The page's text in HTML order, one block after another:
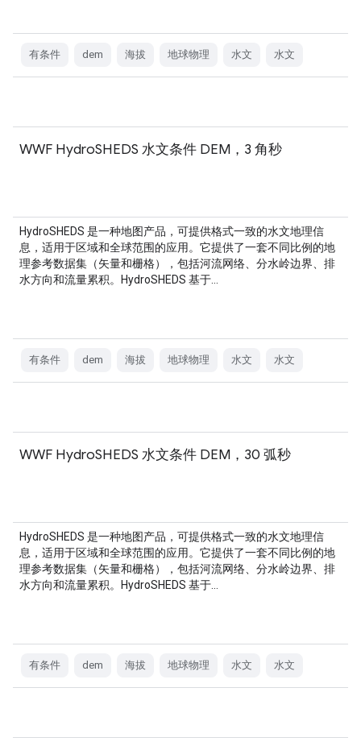
有条件 dem 海拔 地球物理 水文 水文
WWF HydroSHEDS 水文条件 DEM，3 角秒
HydroSHEDS 是一种地图产品，可提供格式一致的水文地理信
息，适用于区域和全球范围的应用。它提供了一套不同比例的地
理参考数据集（矢量和栅格），包括河流网络、分水岭边界、排
水方向和流量累积。HydroSHEDS 基于…
有条件 dem 海拔 地球物理 水文 水文
WWF HydroSHEDS 水文条件 DEM，30 弧秒
HydroSHEDS 是一种地图产品，可提供格式一致的水文地理信
息，适用于区域和全球范围的应用。它提供了一套不同比例的地
理参考数据集（矢量和栅格），包括河流网络、分水岭边界、排
水方向和流量累积。HydroSHEDS 基于…
有条件 dem 海拔 地球物理 水文 水文